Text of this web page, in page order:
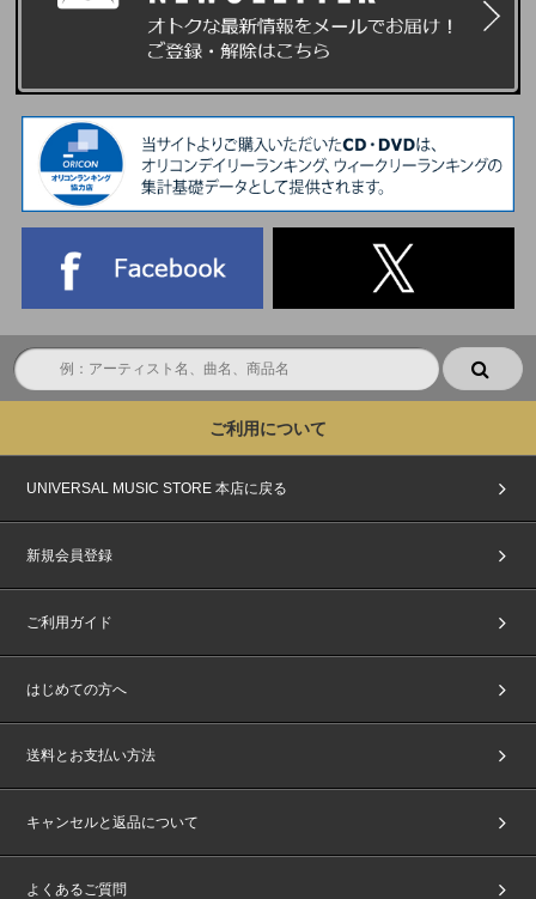
ご利用について
UNIVERSAL MUSIC STORE 本店に戻る
新規会員登録
ご利用ガイド
はじめての方へ
送料とお支払い方法
キャンセルと返品について
よくあるご質問